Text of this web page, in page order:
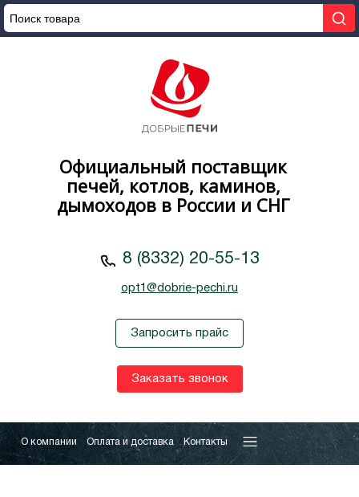
Официальный поставщик
печей, котлов, каминов,
дымоходов в России и СНГ
8 (8332) 20-55-13
opt1@dobrie-pechi.ru
Запросить прайс
Заказать звонок
О компании Оплата и доставка Контакты